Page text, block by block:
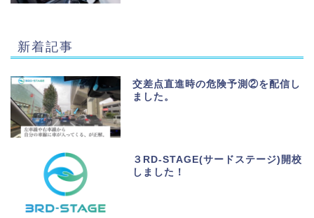
新着記事
交差点直進時の危険予測②を配信し
ました。
３RD-STAGE(サードステージ)開校
しました！